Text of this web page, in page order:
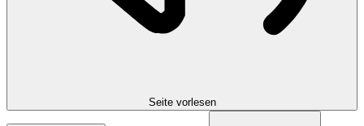
Seite vorlesen